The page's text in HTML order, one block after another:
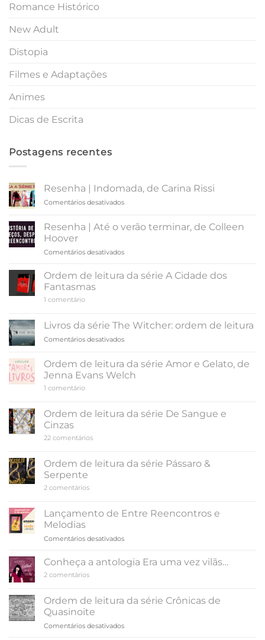
Romance Histórico
New Adult
Distopia
Filmes e Adaptações
Animes
Dicas de Escrita
Postagens recentes
Resenha | Indomada, de Carina Rissi
Comentários desativadosem
Indomada,
Carina
Resenha | Até o verão terminar, de Colleen
Hoover
Comentários desativadosem
de
Hoover
Ordem de leitura da série A Cidade dos
Fantasmas
1 comentárioem
leitura
da
série
dos
Fantasmas
Livros da série The Witcher: ordem de leitura
Comentários desativadosem
série
The
de
leitura
Ordem de leitura da série Amor e Gelato, de
Jenna Evans Welch
1 comentárioem
leitura
da
Amor
e
Jenna
Evans
Welch
Ordem de leitura da série De Sangue e
Cinzas
22 comentáriosem
leitura
da
Ordem de leitura da série Pássaro &
Serpente
2 comentáriosem
leitura
da
&
Lançamento de Entre Reencontros e
Melodias
Comentários desativadosem
de
Entre
Melodias
Conheça a antologia Era uma vez vilãs…
2 comentáriosem
antologia
Era
uma
vilãs…
Ordem de leitura da série Crônicas de
Quasinoite
Comentários desativadosem